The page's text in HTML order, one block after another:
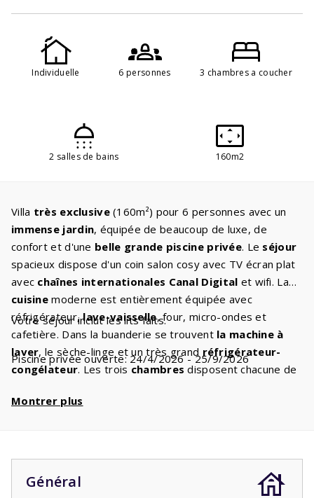
Individuelle 6 personnes 3 chambres a coucher
2 salles de bains 160m2
Villa très exclusive(160m²) pour 6 personnes avec un
immense jardin, équipée de beaucoup de luxe, de
confort et d'une belle grande piscine privée. Le séjour
spacieux dispose d'un coin salon cosy avec TV écran plat
avec chaînes internationales Canal Digital et wifi. La
cuisine moderne est entièrement équipée avec
réfrigérateur,lave-vaisselle, four, micro-ondes et
cafetière. Dans la buanderie se trouvent la machine à
laver, le sèche-linge et un très grand réfrigérateur-
congélateur. Les trois chambres disposent chacune de
deuxsalles de bain
couverteavec des chaises de jardin confortables. Vous
avez vue sur le jardin profond de plus de 100 mètres
avec son propre marais, tandis qu'à l'avant, vous avez
Votre séjour inclut les lits faits.
Piscine privée ouverte: 24/4/2026 - 25/9/2026
Montrer plus
Général